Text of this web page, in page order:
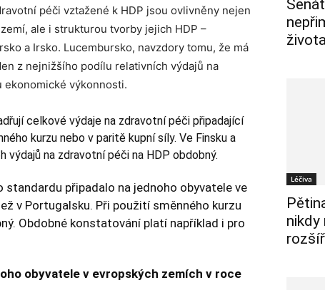
péči vztažené k HDP jsou ovlivněny nejen
ale i strukturou tvorby jejich HDP –
a Irsko. Lucembursko, navzdory tomu, že má
z nejnižšího podílu relativních výdajů na
ekonomické výkonnosti.
celkové výdaje na zdravotní péči připadající
kurzu nebo v paritě kupní síly. Ve Finsku a
na zdravotní péči na HDP obdobný.
připadalo na jednoho obyvatele ve
v Portugalsku. Při použití směnného kurzu
Obdobné konstatování platí například i pro
obyvatele v evropských zemích v roce
Léčiva
nikdy